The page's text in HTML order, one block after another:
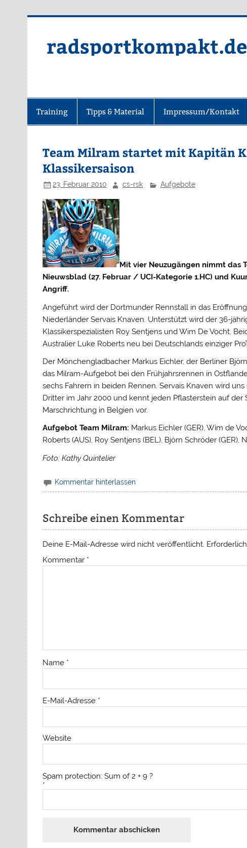
radsportkompakt.de
Training Tipps & Material Impressum/Kontakt
Team Milram startet mit Kapitän
Klassikersaison
23. Februar 2010 cs-rsk Aufgebote
Mit vier Neuzugängen nimmt das
Nieuwsblad (27. Februar / UCI-Kategorie 1.HC) und
Angriff.
Angeführt wird der Dortmunder Rennstall in das
Niederländer Servais Knaven. Unterstützt wird der 36-
Klassikerspezialisten Roy Sentjens und Wim De Vocht.
Australier Luke Roberts neu bei Deutschlands einziger
Der Mönchengladbacher Markus Eichler, der Berliner
das Milram-Aufgebot bei den Frühjahrsrennen in
sechs Fahrern in beiden Rennen. Servais Knaven wird
Dritter im Jahr 2000 und kennt jeden Pflasterstein auf
Marschrichtung in Belgien vor.
Aufgebot Team Milram: Markus Eichler (GER), Wim de
Roberts (AUS), Roy Sentjens (BEL), Björn Schröder (GER),
Foto: Kathy Quintelier
Kommentar hinterlassen
Schreibe einen Kommentar
Deine E-Mail-Adresse wird nicht veröffentlicht.
Kommentar *
Name *
E-Mail-Adresse *
Website
Spam protection: Sum of 2 + 9 ?
*